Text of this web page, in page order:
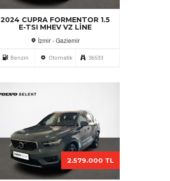
2024 CUPRA FORMENTOR 1.5
E-TSI MHEV VZ LINE
İzmir - Gaziemir
Benzin Otomatik 36533
2.579.000 TL